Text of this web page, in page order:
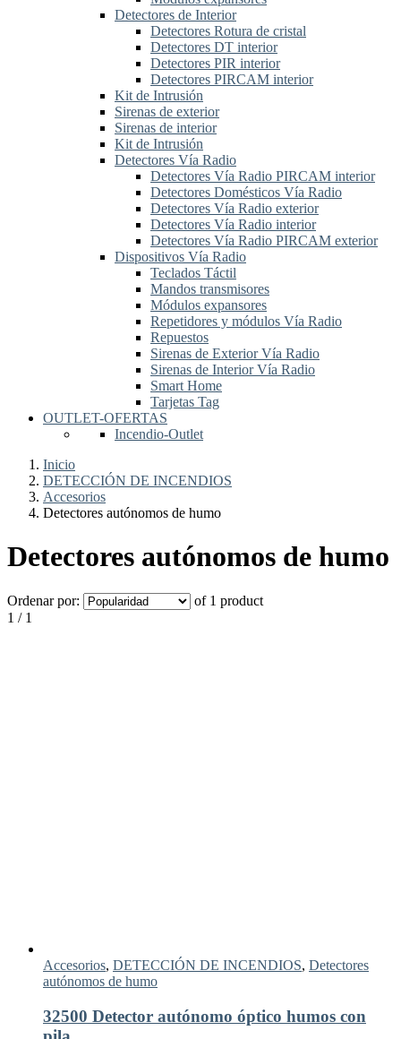
Detectores de Interior
Detectores Rotura de cristal
Detectores DT interior
Detectores PIR interior
Detectores PIRCAM interior
Kit de Intrusión
Sirenas de exterior
Sirenas de interior
Kit de Intrusión
Detectores Vía Radio
Detectores Vía Radio PIRCAM interior
Detectores Domésticos Vía Radio
Detectores Vía Radio exterior
Detectores Vía Radio interior
Detectores Vía Radio PIRCAM exterior
Dispositivos Vía Radio
Teclados Táctil
Mandos transmisores
Módulos expansores
Repetidores y módulos Vía Radio
Repuestos
Sirenas de Exterior Vía Radio
Sirenas de Interior Vía Radio
Smart Home
Tarjetas Tag
OUTLET-OFERTAS
Incendio-Outlet
Inicio
DETECCIÓN DE INCENDIOS
Accesorios
Detectores autónomos de humo
Detectores autónomos de humo
Ordenar por:
of 1 product
1 / 1
Accesorios, DETECCIÓN DE INCENDIOS, Detectores
autónomos de humo
32500 Detector autónomo óptico humos con